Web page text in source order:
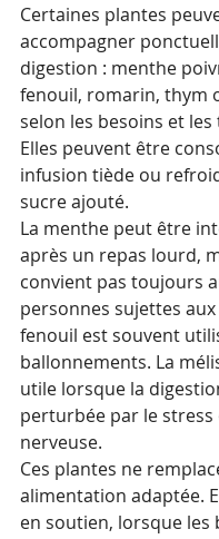
Certaines plantes
accompagner
digestion : menthe
fenouil, romarin, thym
selon les besoins et les
Elles peuvent être
infusion tiède ou
sucre ajouté.
La menthe peut être
après un repas lourd,
convient pas toujours
personnes sujettes
fenouil est souvent
ballonnements. La
utile lorsque la
perturbée par le stress
nerveuse.
Ces plantes ne
alimentation adaptée.
en soutien, lorsque les